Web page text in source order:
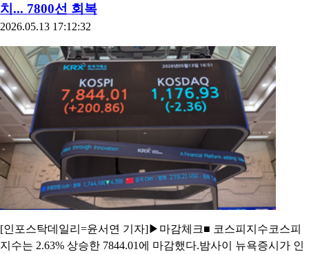
치... 7800선 회복
2026.05.13 17:12:32
[인포스탁데일리=윤서연 기자]▶마감체크■ 코스피지수코스피
지수는 2.63% 상승한 7844.01에 마감했다.밤사이 뉴욕증시가 인